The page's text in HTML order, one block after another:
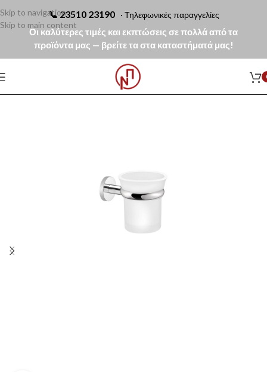
📞23510 23190 · Τηλεφωνικές παραγγελίες
Οι καλύτερες τιμές και εκπτώσεις σε πολλά από τα
προϊόντα μας — βρείτε τα στα καταστήματά μας!
Skip to navigation
Skip to main content